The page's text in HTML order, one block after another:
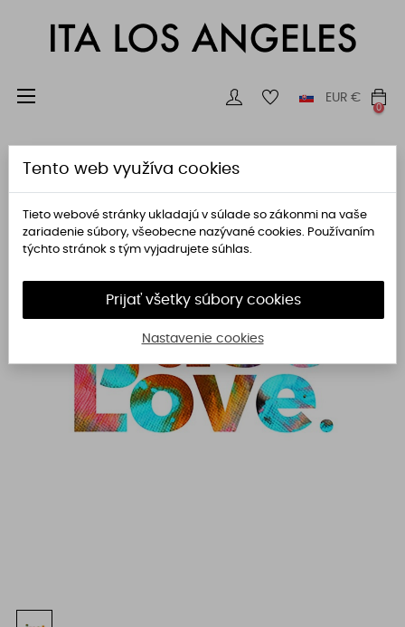
Toggle
☰ EUR €
0
Tento web využíva cookies
Tieto webové stránky ukladajú v súlade so zákonmi na vaše
zariadenie súbory, všeobecne nazývané cookies. Používaním
týchto stránok s tým vyjadrujete súhlas.
Prijať všetky súbory cookies
Nastavenie cookies